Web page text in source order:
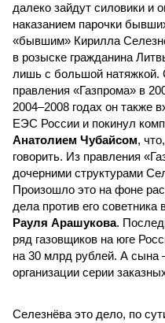
далеко зайдут силовики и
наказанием парочки
«бывшим» Кирилла
в розыске гражданина
лишь с большой натяжкой.
правления «Газпрома» в
2004–2008 годах он также
ЕЭС России и покинул
Анатолием Чубайсом,
говорить. Из правления
дочерними структурами
Произошло это на фоне
дела против его советника
Рауля Арашукова.
ряд газовщиков на юге
на 30 млрд рублей. А
организации серии
Селезнёва это дело, по